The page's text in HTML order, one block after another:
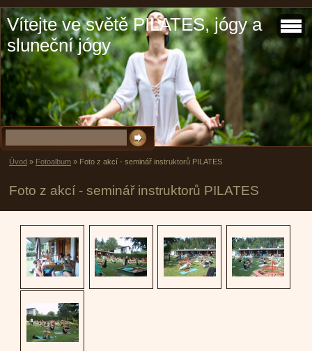
Vítejte ve světě PILATES, jógy a
sluneční jógy
Úvod » Fotoalbum » Foto z akcí - seminář instruktorů PILATES
Foto z akcí - seminář instruktorů PILATES